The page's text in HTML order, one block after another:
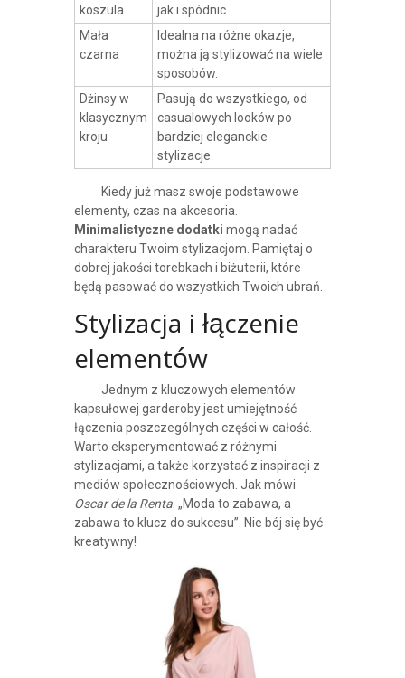
koszula
jak i spódnic.
Mała
czarna
Idealna na różne okazje,
można ją stylizować na wiele
sposobów.
Dżinsy w
klasycznym
kroju
Pasują do wszystkiego, od
casualowych looków po
bardziej eleganckie
stylizacje.
Kiedy już masz swoje podstawowe
elementy, czas na akcesoria.
Minimalistyczne dodatki mogą nadać
charakteru Twoim stylizacjom. Pamiętaj o
dobrej jakości torebkach i biżuterii, które
będą pasować do wszystkich Twoich ubrań.
Stylizacja i łączenie
elementów
Jednym z kluczowych elementów
kapsułowej garderoby jest umiejętność
łączenia poszczególnych części w całość.
Warto eksperymentować z różnymi
stylizacjami, a także korzystać z inspiracji z
mediów społecznościowych. Jak mówi
Oscar de la Renta: „Moda to zabawa, a
zabawa to klucz do sukcesu”. Nie bój się być
kreatywny!